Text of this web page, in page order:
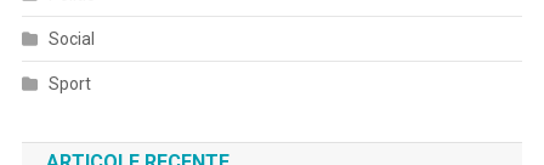
Social
Sport